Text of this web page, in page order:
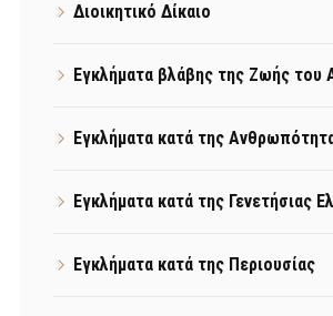
Διοικητικό Δίκαιο
Εγκλήματα βλάβης της Ζωής του
Εγκλήματα κατά της
Εγκλήματα κατά της Γενετήσιας
Εγκλήματα κατά της Περιουσίας